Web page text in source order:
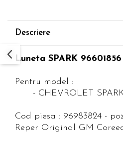
Descriere
Luneta SPARK 96601856
Pentru model :
- CHEVROLET
Cod piesa : 96983824 -
Reper Original GM